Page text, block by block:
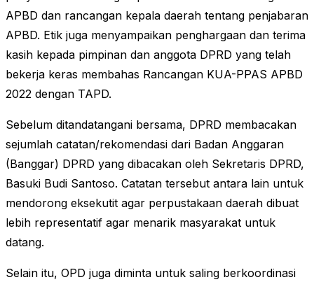
APBD dan rancangan kepala daerah tentang penjabaran
APBD. Etik juga menyampaikan penghargaan dan terima
kasih kepada pimpinan dan anggota DPRD yang telah
bekerja keras membahas Rancangan KUA-PPAS APBD
2022 dengan TAPD.
Sebelum ditandatangani bersama, DPRD membacakan
sejumlah catatan/rekomendasi dari Badan Anggaran
(Banggar) DPRD yang dibacakan oleh Sekretaris DPRD,
Basuki Budi Santoso. Catatan tersebut antara lain untuk
mendorong eksekutit agar perpustakaan daerah dibuat
lebih representatif agar menarik masyarakat untuk
datang.
Selain itu, OPD juga diminta untuk saling berkoordinasi